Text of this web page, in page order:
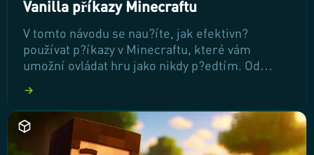
Vanilla příkazy Minecraftu
V tomto návodu se nau?íte, jak efektivn?
používat p?íkazy v Minecraftu, které vám
umožní ovládat hru jako nikdy p?edtím. Od
zvládnutí t?chto p?íkaz? vám otev?e nové
možnosti a zlepší vaše herní zážitky. Poj?me se
pono?it do základ? a objevme, jak jednoduše
manipulovat s herním sv?tem!